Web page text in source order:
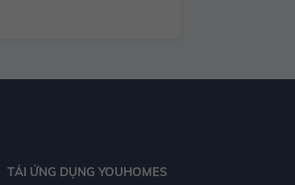
TẢI ỨNG DỤNG YOUHOMES